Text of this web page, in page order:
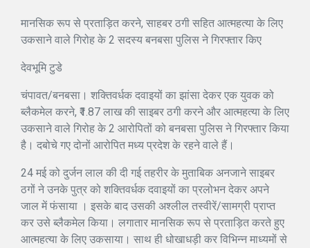
मानसिक रूप से प्रताड़ित करने, साहबर ठगी सहित आत्महत्या के लिए
उकसाने वाले गिरोह के 2 सदस्य बनबसा पुलिस ने गिरफ्तार किए
देवभूमि टुडे
चंपावत/बनबसा। शक्तिवर्धक दवाइयों का झांसा देकर एक युवक को
ब्लैकमेल करने, ₹1.87 लाख की साइबर ठगी करने और आत्महत्या के लिए
उकसाने वाले गिरोह के 2 आरोपितों को बनबसा पुलिस ने गिरफ्तार किया
है। दबोचे गए दोनों आरोपित मध्य प्रदेश के रहने वाले हैं।
24 मई को दुर्जन लाल की दी गई तहरीर के मुताबिक अनजाने साइबर
ठगों ने उनके पुत्र को शक्तिवर्धक दवाइयों का प्रलोभन देकर अपने
जाल में फंसाया । इसके बाद उसकी अश्लील तस्वीरें/सामग्री प्राप्त
कर उसे ब्लैकमेल किया। लगातार मानसिक रूप से प्रताड़ित करते हुए
आत्महत्या के लिए उकसाया। साथ ही धोखाधड़ी कर विभिन्न माध्यमों से